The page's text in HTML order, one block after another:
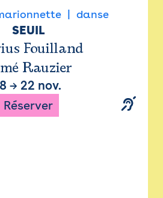
danse
SEUIL
Fouilland
Rauzier
→ 22 nov.
Réserver